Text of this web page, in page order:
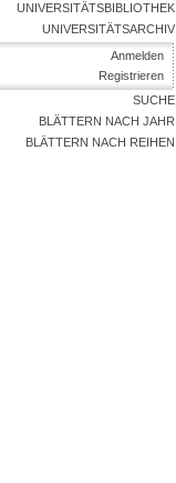
UNIVERSITÄTSBIBLIOTHEK
UNIVERSITÄTSARCHIV
Anmelden
Registrieren
SUCHE
BLÄTTERN NACH JAHR
BLÄTTERN NACH REIHEN